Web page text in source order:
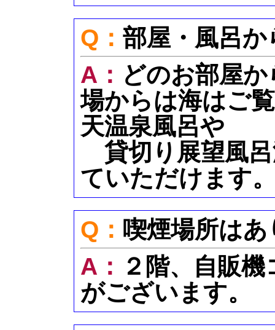
Q： 部屋・風呂
A： どのお部屋
場からは海はご
天温泉風呂や
貸切り展望風
ていただけます
Q： 喫煙場所は
A： ２階、自販
がございます。